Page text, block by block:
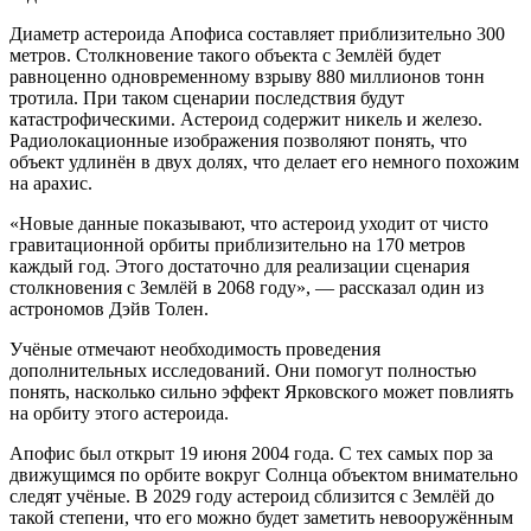
Диаметр астероида Апофиса составляет приблизительно 300
метров. Столкновение такого объекта с Землёй будет
равноценно одновременному взрыву 880 миллионов тонн
тротила. При таком сценарии последствия будут
катастрофическими. Астероид содержит никель и железо.
Радиолокационные изображения позволяют понять, что
объект удлинён в двух долях, что делает его немного похожим
на арахис.
«Новые данные показывают, что астероид уходит от чисто
гравитационной орбиты приблизительно на 170 метров
каждый год. Этого достаточно для реализации сценария
столкновения с Землёй в 2068 году», — рассказал один из
астрономов Дэйв Толен.
Учёные отмечают необходимость проведения
дополнительных исследований. Они помогут полностью
понять, насколько сильно эффект Ярковского может повлиять
на орбиту этого астероида.
Апофис был открыт 19 июня 2004 года. С тех самых пор за
движущимся по орбите вокруг Солнца объектом внимательно
следят учёные. В 2029 году астероид сблизится с Землёй до
такой степени, что его можно будет заметить невооружённым